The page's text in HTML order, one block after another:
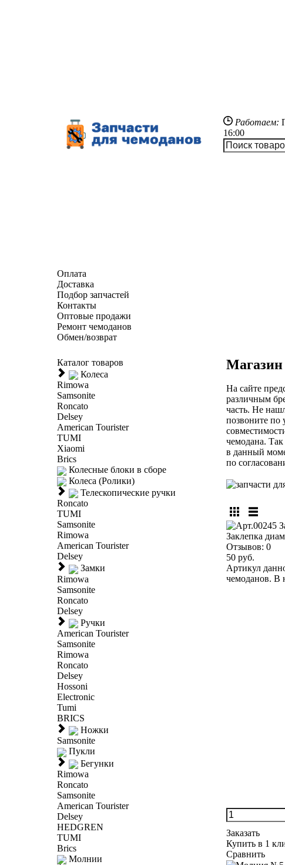
Работаем:
16:00
Оплата
Доставка
Подбор запчастей
Контакты
Оптовые продажи
Ремонт чемоданов
Обмен/возврат
Каталог товаров
Колеса
Rimowa
Samsonite
Roncato
Delsey
American Tourister
TUMI
Xiaomi
Brics
Колесные блоки в сборе
Колеса (Ролики)
Телескопические ручки
Roncato
TUMI
Samsonite
Rimowa
American Tourister
Delsey
Замки
Rimowa
Samsonite
Roncato
Delsey
Ручки
American Tourister
Samsonite
Rimowa
Roncato
Delsey
Hossoni
Electronic
Tumi
BRICS
Ножки
Samsonite
Пукли
Бегунки
Rimowa
Roncato
Samsonite
American Tourister
Delsey
HEDGREN
TUMI
Brics
Молнии
Магазин
На сайте
различным
часть. Не
позвоните по
чемодана.
в данный
по
Заклепка
Отзывов: 0
50 руб.
Артикул
чемоданов. В
Заказать
Купить в 1
Сравнить